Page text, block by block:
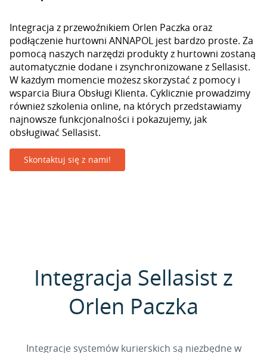
Integracja z przewoźnikiem Orlen Paczka oraz
podłączenie hurtowni ANNAPOL jest bardzo proste. Za
pomocą naszych narzędzi produkty z hurtowni zostaną
automatycznie dodane i zsynchronizowane z Sellasist.
W każdym momencie możesz skorzystać z pomocy i
wsparcia Biura Obsługi Klienta. Cyklicznie prowadzimy
również szkolenia online, na których przedstawiamy
najnowsze funkcjonalności i pokazujemy, jak
obsługiwać Sellasist.
Skontaktuj się z nami!
Integracja Sellasist z
Orlen Paczka
Integracje systemów kurierskich są niezbędne w